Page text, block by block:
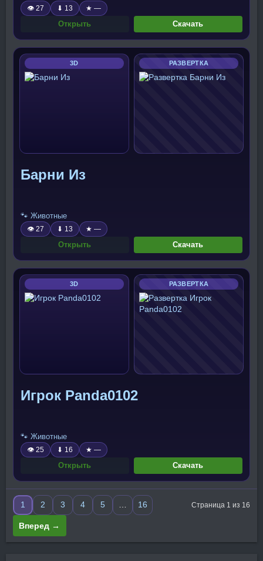
👁 27 ⬇ 13 ★ —
Открыть Скачать
3D РАЗВЕРТКА
Барни Из
🐾 Животные
👁 27 ⬇ 13 ★ —
Открыть Скачать
3D РАЗВЕРТКА
Игрок Panda0102
🐾 Животные
👁 25 ⬇ 16 ★ —
Открыть Скачать
1 2 3 4 5 16 Страница 1 из 16
Вперед →